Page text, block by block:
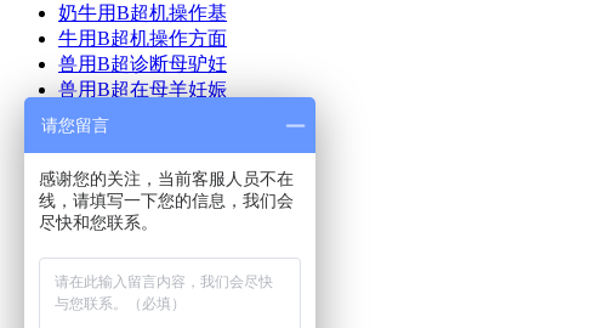
奶牛用B超机操作基
牛用B超机操作方面
兽用B超诊断母驴妊
兽用B超在母羊妊娠
猪用B超机使用方法
猪用B超使用方法及
牛用B超在奶牛生产
猪用B超多少钱
兽用B超机如何使用
首页
产品中心
请您留言
感谢您的关注，当前客服人员不在
线，请填写一下您的信息，我们会
尽快和您联系。